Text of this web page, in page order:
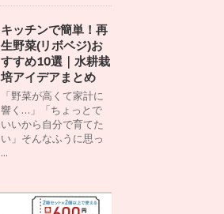
キッチンで簡単！再
生野菜(リボベジ)お
すすめ10選｜水耕栽
培アイデアまとめ
「野菜が高くて家計に
響く…」「ちょっとで
いいから自分で育てた
い」そんなふうに思っ
...